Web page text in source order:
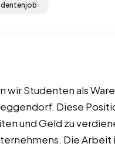
wir Studenten als
Diese
und Geld zu
Die